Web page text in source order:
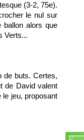
(3-2, 75e).
le nul sur
ballon alors que
Verts...
de buts. Certes,
de David valent
le jeu, proposant